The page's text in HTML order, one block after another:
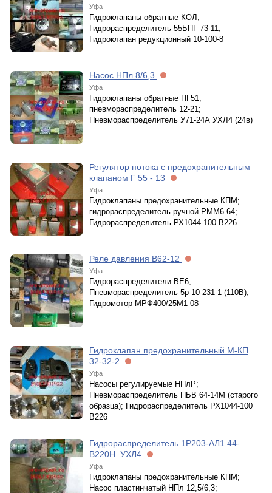
Уфа
Гидроклапаны обратные КОЛ;
Гидрораспределитель 55БПГ 73-11;
Гидроклапан редукционный 10-100-8
Насос НПл 8/6,3
Уфа
Гидроклапаны обратные ПГ51;
пневмораспределитель 12-21;
Пневмораспределитель У71-24А УХЛ4 (24в)
Регулятор потока с предохранительным
клапаном Г 55 - 13
Уфа
Гидроклапаны предохранительные КПМ;
гидрораспределитель ручной РММ6.64;
Гидрораспределитель РХ1044-100 В226
Реле давления В62-12
Уфа
Гидрораспределители ВЕ6;
Пневмораспределитель 5р-10-231-1 (110В);
Гидромотор МРФ400/25М1 08
Гидроклапан предохранительный М-КП
32-32-2
Уфа
Насосы регулируемые НПлР;
Пневмораспределитель ПБВ 64-14М (старого
образца); Гидрораспределитель РХ1044-100
В226
Гидрораспределитель 1Р203-АЛ1.44-
В220Н. УХЛ4
Уфа
Гидроклапаны предохранительные КПМ;
Насос пластинчатый НПл 12,5/6,3;